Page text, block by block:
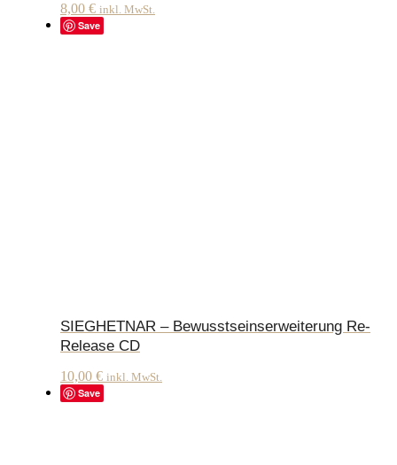
8,00 € inkl. MwSt.
Save
SIEGHETNAR – Bewusstseinserweiterung Re-
Release CD
10,00 € inkl. MwSt.
Save